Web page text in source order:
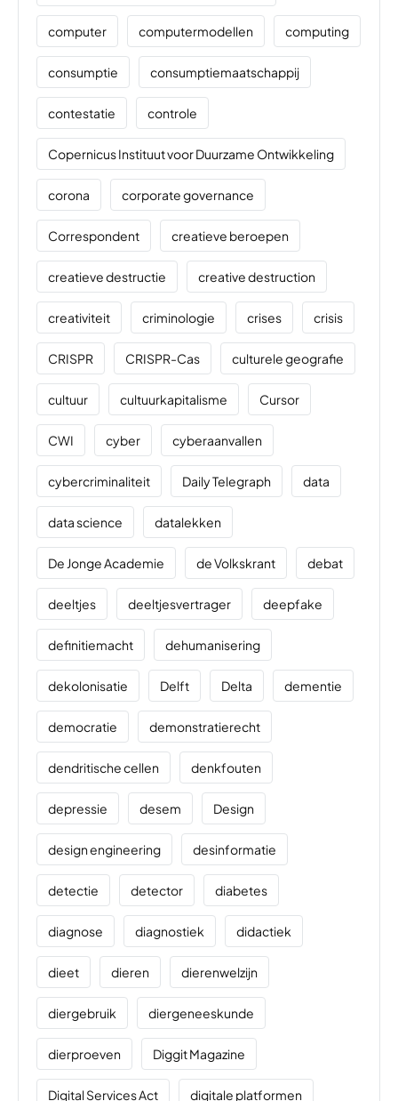
computer computermodellen computing
consumptie consumptiemaatschappij
contestatie controle
Copernicus Instituut voor Duurzame Ontwikkeling
corona corporate governance
Correspondent creatieve beroepen
creatieve destructie creative destruction
creativiteit criminologie crises crisis
CRISPR CRISPR-Cas culturele geografie
cultuur cultuurkapitalisme Cursor
CWI cyber cyberaanvallen
cybercriminaliteit Daily Telegraph data
data science datalekken
De Jonge Academie de Volkskrant debat
deeltjes deeltjesvertrager deepfake
definitiemacht dehumanisering
dekolonisatie Delft Delta dementie
democratie demonstratierecht
dendritische cellen denkfouten
depressie desem Design
design engineering desinformatie
detectie detector diabetes
diagnose diagnostiek didactiek
dieet dieren dierenwelzijn
diergebruik diergeneeskunde
dierproeven Diggit Magazine
Digital Services Act digitale platformen